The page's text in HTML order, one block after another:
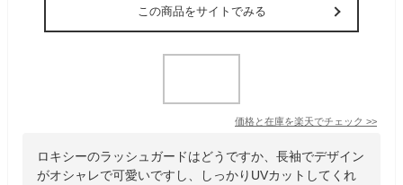
この商品をサイトでみる
価格と在庫を楽天でチェック >>
ロキシーのラッシュガードはどうですか、長袖でデザイン
がオシャレで可愛いですし、しっかりUVカットしてくれ